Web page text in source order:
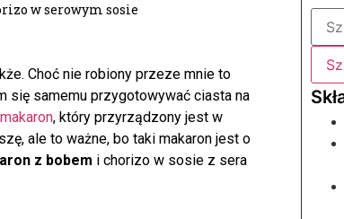
w serowym sosie
Choć nie robiony przeze mnie to
się samemu przygotowywać ciasta na
makaron, który przyrządzony jest w
ale to ważne, bo taki makaron jest o
z bobem i chorizo w sosie z sera